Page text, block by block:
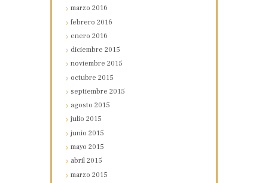
marzo2016
febrero2016
enero2016
diciembre2015
noviembre2015
octubre2015
septiembre2015
agosto2015
julio2015
junio2015
mayo2015
abril2015
marzo2015